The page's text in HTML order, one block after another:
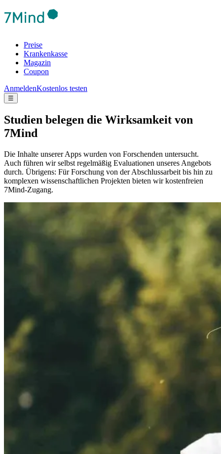
Preise
Krankenkasse
Magazin
Coupon
AnmeldenKostenlos testen
☰
Studien belegen die Wirksamkeit von
7Mind
Die Inhalte unserer Apps wurden von Forschenden untersucht.
Auch führen wir selbst regelmäßig Evaluationen unseres Angebots
durch. Übrigens: Für Forschung von der Abschlussarbeit bis hin zu
komplexen wissenschaftlichen Projekten bieten wir kostenfreien
7Mind-Zugang.